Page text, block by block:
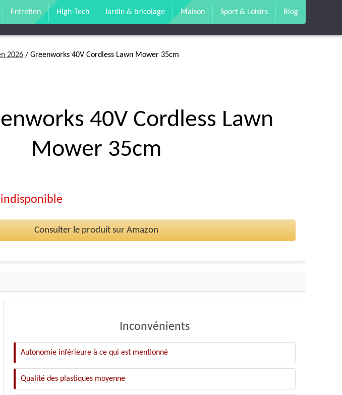
Entretien High-Tech Jardin & bricolage Maison Sport & Loisirs Blog
2026 / Greenworks 40V Cordless Lawn Mower 35cm
40V Cordless Lawn
Mower 35cm
Consulter le produit sur Amazon
Inconvénients
Autonomie inférieure à ce qui est mentionné
Qualité des plastiques moyenne